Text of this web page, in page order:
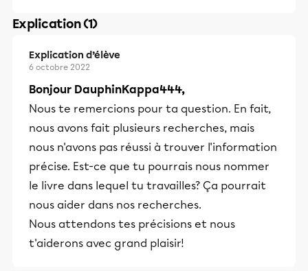
Explication (1)
Explication d’élève
6 octobre 2022
Bonjour DauphinKappa444,
Nous te remercions pour ta question. En fait,
nous avons fait plusieurs recherches, mais
nous n'avons pas réussi à trouver l'information
précise. Est-ce que tu pourrais nous nommer
le livre dans lequel tu travailles? Ça pourrait
nous aider dans nos recherches.
Nous attendons tes précisions et nous
t'aiderons avec grand plaisir!